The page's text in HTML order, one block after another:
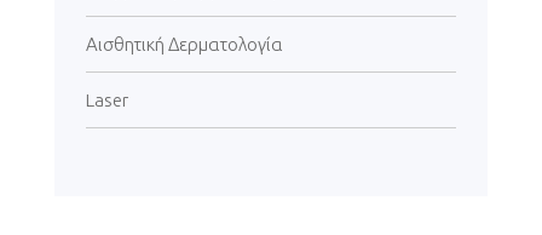
Αισθητική Δερματολογία
Laser